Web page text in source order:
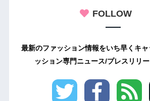
FOLLOW
最新のファッション情報をいち早くキ
ッション専門ニュース/プレスリリ